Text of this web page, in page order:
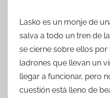
Lasko es un monje de
salva a todo un tren de
se cierne sobre ellos
ladrones que llevan un
llegar a funcionar, pero
cuestión está lleno de